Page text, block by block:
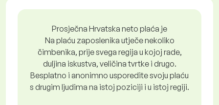
Prosječna Hrvatska neto plaća je
Na plaću zaposlenika utječe nekoliko
čimbenika, prije svega regija u kojoj rade,
duljina iskustva, veličina tvrtke i drugo.
Besplatno i anonimno usporedite svoju plaću
s drugim ljudima na istoj poziciji i u istoj regiji.